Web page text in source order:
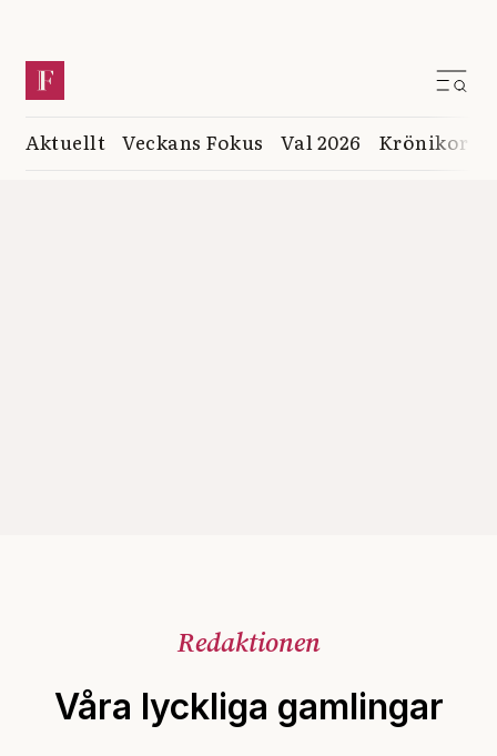
Aktuellt Veckans Fokus Val 2026 Krönikor
Redaktionen
Våra lyckliga gamlingar